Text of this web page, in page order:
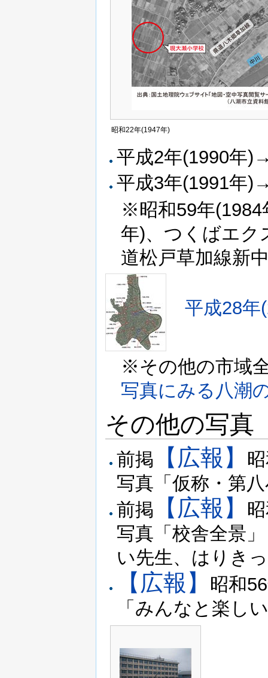
昭和22年(1947年)
平成2年(1990年
平成3年(1991年
※昭和59年(1984
年)、つくばエク
道松戸草加線新
平成28
※その他の市域
写真にみる八潮
その他の写真
前掲 【広報】
写真「仮称・第
前掲
【広報】
写真「校舎全景
い先生、はりき
【広報】
昭和
「みんなと楽し